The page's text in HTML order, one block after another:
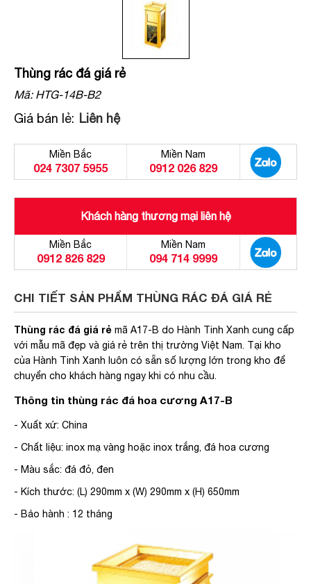
Thùng rác đá giá rẻ
Mã:HTG-14B-B2
Giá bán lẻ: Liên hệ
Miền Bắc
024 7307 5955
Miền Nam
0912 026 829
Khách hàng thương mại liên hệ
Miền Bắc
0912 826 829
Miền Nam
094 714 9999
CHI TIẾT SẢN PHẨM THÙNG RÁC ĐÁ GIÁ RẺ
Thùng rác đá giá rẻ mã A17-B do Hành Tinh Xanh cung cấp
với mẫu mã đẹp và giá rẻ trên thị trường Việt Nam. Tại kho
của Hành Tinh Xanh luôn có sẵn số lượng lớn trong kho để
chuyển cho khách hàng ngay khi có nhu cầu.
Thông tin thùng rác đá hoa cương A17-B
- Xuất xứ: China
- Chất liệu: inox mạ vàng hoặc inox trắng, đá hoa cương
- Màu sắc: đá đỏ, đen
- Kích thước: (L) 290mm x (W) 290mm x (H) 650mm
- Bảo hành : 12 tháng